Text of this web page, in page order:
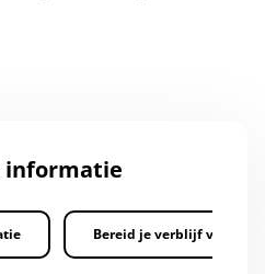
informatie
Bereid je verblijf voor